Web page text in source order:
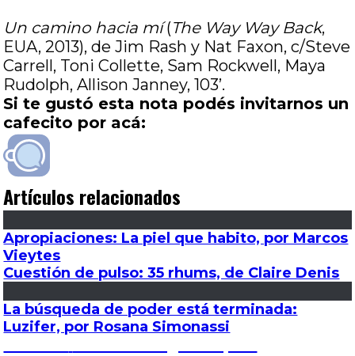
Un camino hacia mí(The Way Way Back,
EUA, 2013), de Jim Rash y Nat Faxon, c/Steve
Carrell, Toni Collette, Sam Rockwell, Maya
Rudolph, Allison Janney, 103’.
Si te gustó esta nota podés invitarnos un
cafecito por acá:
Artículos relacionados
Apropiaciones: La piel que habito, por Marcos
Vieytes
Cuestión de pulso: 35 rhums, de Claire Denis
La búsqueda de poder está terminada:
Luzifer, por Rosana Simonassi